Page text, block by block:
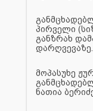
პირველი
განზრახ
დარღვევაზე.
მოპასუხე
ნათია